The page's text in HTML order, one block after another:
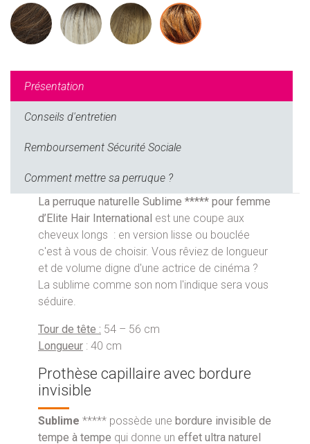
Présentation
Conseils d'entretien
Remboursement Sécurité Sociale
Comment mettre sa perruque ?
La perruque naturelle Sublime ***** pour femme
d’Elite Hair International est une coupe aux
cheveux longs : en version lisse ou bouclée
c'est à vous de choisir. Vous rêviez de longueur
et de volume digne d'une actrice de cinéma ?
La sublime comme son nom l'indique sera vous
séduire.
Tour de tête : 54 – 56 cm
Longueur : 40 cm
Prothèse capillaire avec bordure
invisible
Sublime ***** possède une bordure invisible de
tempe à tempe qui donne un effet ultra naturel